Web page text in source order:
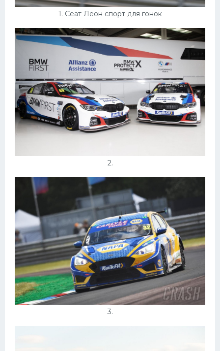
1. Сеат Леон спорт для гонок
2.
3.
Баскетбол
Хоккей
Велогонки
Конькобежный спорт
Тренажеры
Интерьеры квартир